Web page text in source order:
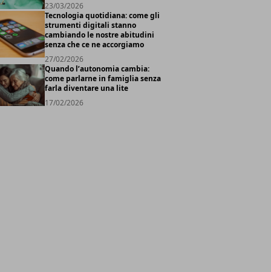
23/03/2026
Tecnologia quotidiana: come gli
strumenti digitali stanno
cambiando le nostre abitudini
senza che ce ne accorgiamo
27/02/2026
Quando l’autonomia cambia:
come parlarne in famiglia senza
farla diventare una lite
17/02/2026